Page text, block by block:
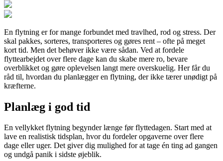
En flytning er for mange forbundet med travlhed, rod og stress. Der
skal pakkes, sorteres, transporteres og gøres rent – ofte på meget
kort tid. Men det behøver ikke være sådan. Ved at fordele
flyttearbejdet over flere dage kan du skabe mere ro, bevare
overblikket og gøre oplevelsen langt mere overskuelig. Her får du
råd til, hvordan du planlægger en flytning, der ikke tærer unødigt på
kræfterne.
Planlæg i god tid
En vellykket flytning begynder længe før flyttedagen. Start med at
lave en realistisk tidsplan, hvor du fordeler opgaverne over flere
dage eller uger. Det giver dig mulighed for at tage én ting ad gangen
og undgå panik i sidste øjeblik.